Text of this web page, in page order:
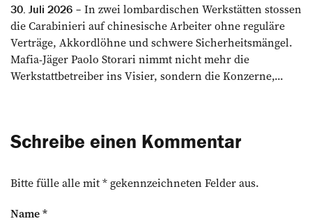
30. Juli 2026
In zwei lombardischen Werkstätten stossen
die Carabinieri auf chinesische Arbeiter ohne reguläre
Verträge, Akkordlöhne und schwere Sicherheitsmängel.
Mafia-Jäger Paolo Storari nimmt nicht mehr die
Werkstattbetreiber ins Visier, sondern die Konzerne,...
Schreibe einen Kommentar
Bitte fülle alle mit * gekennzeichneten Felder aus.
Name*